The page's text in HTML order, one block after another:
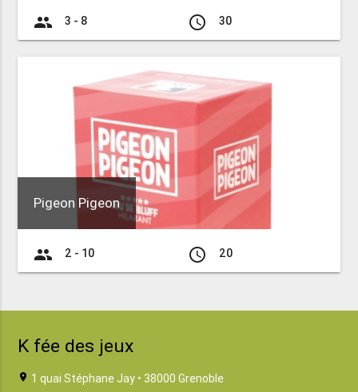
group 3 - 8 access_time 30
Pigeon Pigeon
group 2 - 10 access_time 20
K fée des jeux
location_on 1 quai Stéphane Jay • 38000 Grenoble